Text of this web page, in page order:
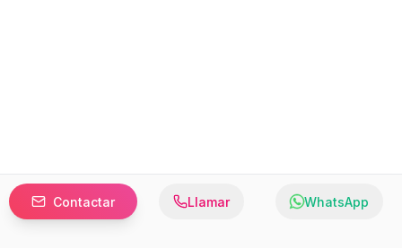
Contactar Llamar WhatsApp